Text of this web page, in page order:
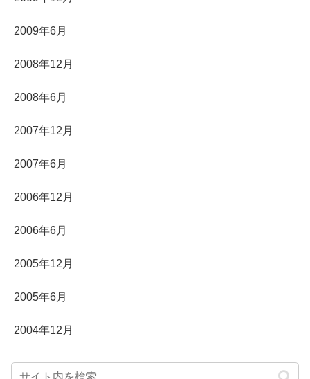
2009年6月
2008年12月
2008年6月
2007年12月
2007年6月
2006年12月
2006年6月
2005年12月
2005年6月
2004年12月